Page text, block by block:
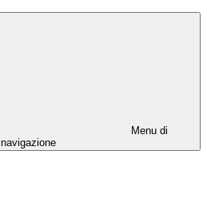
Menu di
navigazione